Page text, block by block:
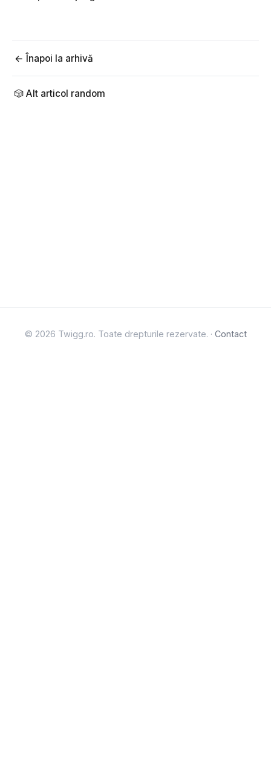
← Înapoi la arhivă
🎲 Alt articol random
© 2026 Twigg.ro. Toate drepturile rezervate. · Contact